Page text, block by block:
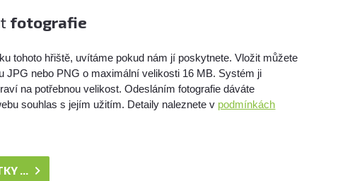
fotografie
tohoto hřiště, uvítáme pokud nám jí poskytnete. Vložit můžete
JPG nebo PNG o maximální velikosti 16 MB. Systém ji
na potřebnou velikost. Odesláním fotografie dáváte
souhlas s jejím užitím. Detaily naleznete v podmínkách
...